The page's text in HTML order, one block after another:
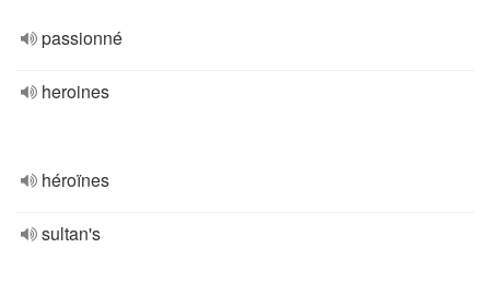
passionné
heroines
héroïnes
sultan's